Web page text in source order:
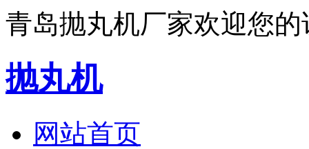
青岛抛丸机厂家欢迎您的
抛丸机
网站首页